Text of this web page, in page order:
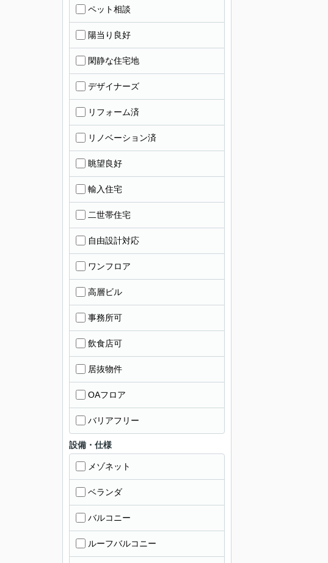
ペット相談
陽当り良好
閑静な住宅地
デザイナーズ
リフォーム済
リノベーション済
眺望良好
輸入住宅
二世帯住宅
自由設計対応
ワンフロア
高層ビル
事務所可
飲食店可
居抜物件
OAフロア
バリアフリー
設備・仕様
メゾネット
ベランダ
バルコニー
ルーフバルコニー